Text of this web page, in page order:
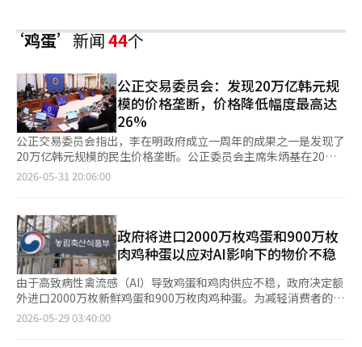
‘鸡蛋’新闻44个
公正交易委员会：发现20万亿韩元规
模的价格垄断，价格降低幅度最高达
26%
公正交易委员会指出，李在明政府成立一周年的成果之一是发现了
20万亿韩元规模的民生价格垄断。公正委员会主席朱炳基在20日
青瓦台举行的第22次国务会议兼第9次紧急经济检查会议上，公布
亿韩元等。朱主席强调：“垄断企业的重大不公正行为危及企业的
生存，必须明确这一点，只有公平竞争和创新才能成为企业成长的
唯一途径。”公正交易委员会还对打击价格垄断的罚款体系进行了
改革。价格垄断的罚款下限提高了20倍，上限提高了1.5倍。由于
价格垄断企业的自愿整改，价格降低也是主要成果之一。朱主席表
示：“自2月以来，价格垄断企业的自愿整改使糖、小麦粉、淀粉
等价格降低幅度最高达26%。”并指出，这也带来了面包、方便
面、冰淇淋等食品价格的降低效果。为了增强经济弱者的谈判能
2026-05-31 20:06:00
政府将进口2000万枚鸡蛋和900万枚
肉鸡种蛋以应对AI影响下的物价不稳
由于高致病性禽流感（AI）导致鸡蛋和鸡肉供应不稳，政府决定额
外进口2000万枚新鲜鸡蛋和900万枚肉鸡种蛋。为减轻消费者的购
物负担，超市的折扣支持也将大幅增加。农业部于28日宣布，将在
2026-05-29 03:40:00